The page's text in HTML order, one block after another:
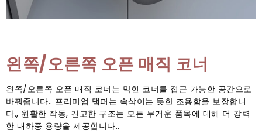
왼쪽/오른쪽 오픈 매직 코너
왼쪽/오른쪽 오픈 매직 코너는 막힌 코너를 접근 가능한 공간으로
바꿔줍니다.. 프리미엄 댐퍼는 속삭이는 듯한 조용함을 보장합니
다., 원활한 작동, 견고한 구조는 모든 무거운 품목에 대해 더 강력
한 내하중 용량을 제공합니다..